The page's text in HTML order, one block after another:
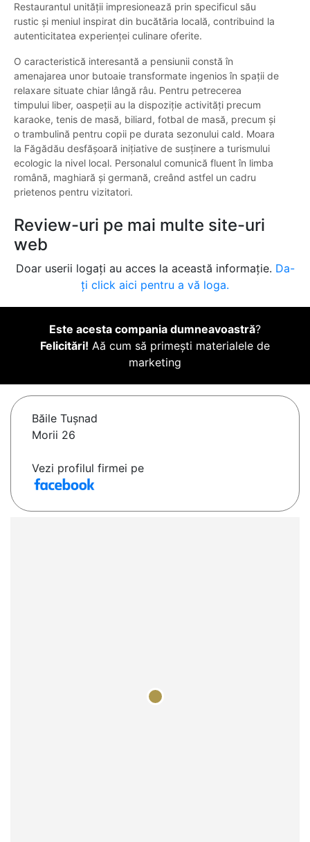
Restaurantul unității impresionează prin specificul său
rustic și meniul inspirat din bucătăria locală, contribuind la
autenticitatea experienței culinare oferite.
O caracteristică interesantă a pensiunii constă în
amenajarea unor butoaie transformate ingenios în spații de
relaxare situate chiar lângă râu. Pentru petrecerea
timpului liber, oaspeții au la dispoziție activități precum
karaoke, tenis de masă, biliard, fotbal de masă, precum și
o trambulină pentru copii pe durata sezonului cald. Moara
la Făgădău desfășoară inițiative de susținere a turismului
ecologic la nivel local. Personalul comunică fluent în limba
română, maghiară și germană, creând astfel un cadru
prietenos pentru vizitatori.
Review-uri pe mai multe site-uri
web
Doar userii logați au acces la această informație. Da-
ți click aici pentru a vă loga.
Este acesta compania dumneavoastră?
Felicitări! Aă cum să primești materialele de
marketing
Băile Tuşnad
Morii 26
Vezi profilul firmei pe